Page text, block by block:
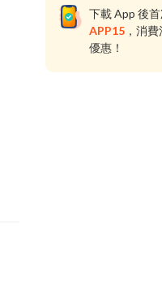
下載 App 後
APP15 ，消
優惠！